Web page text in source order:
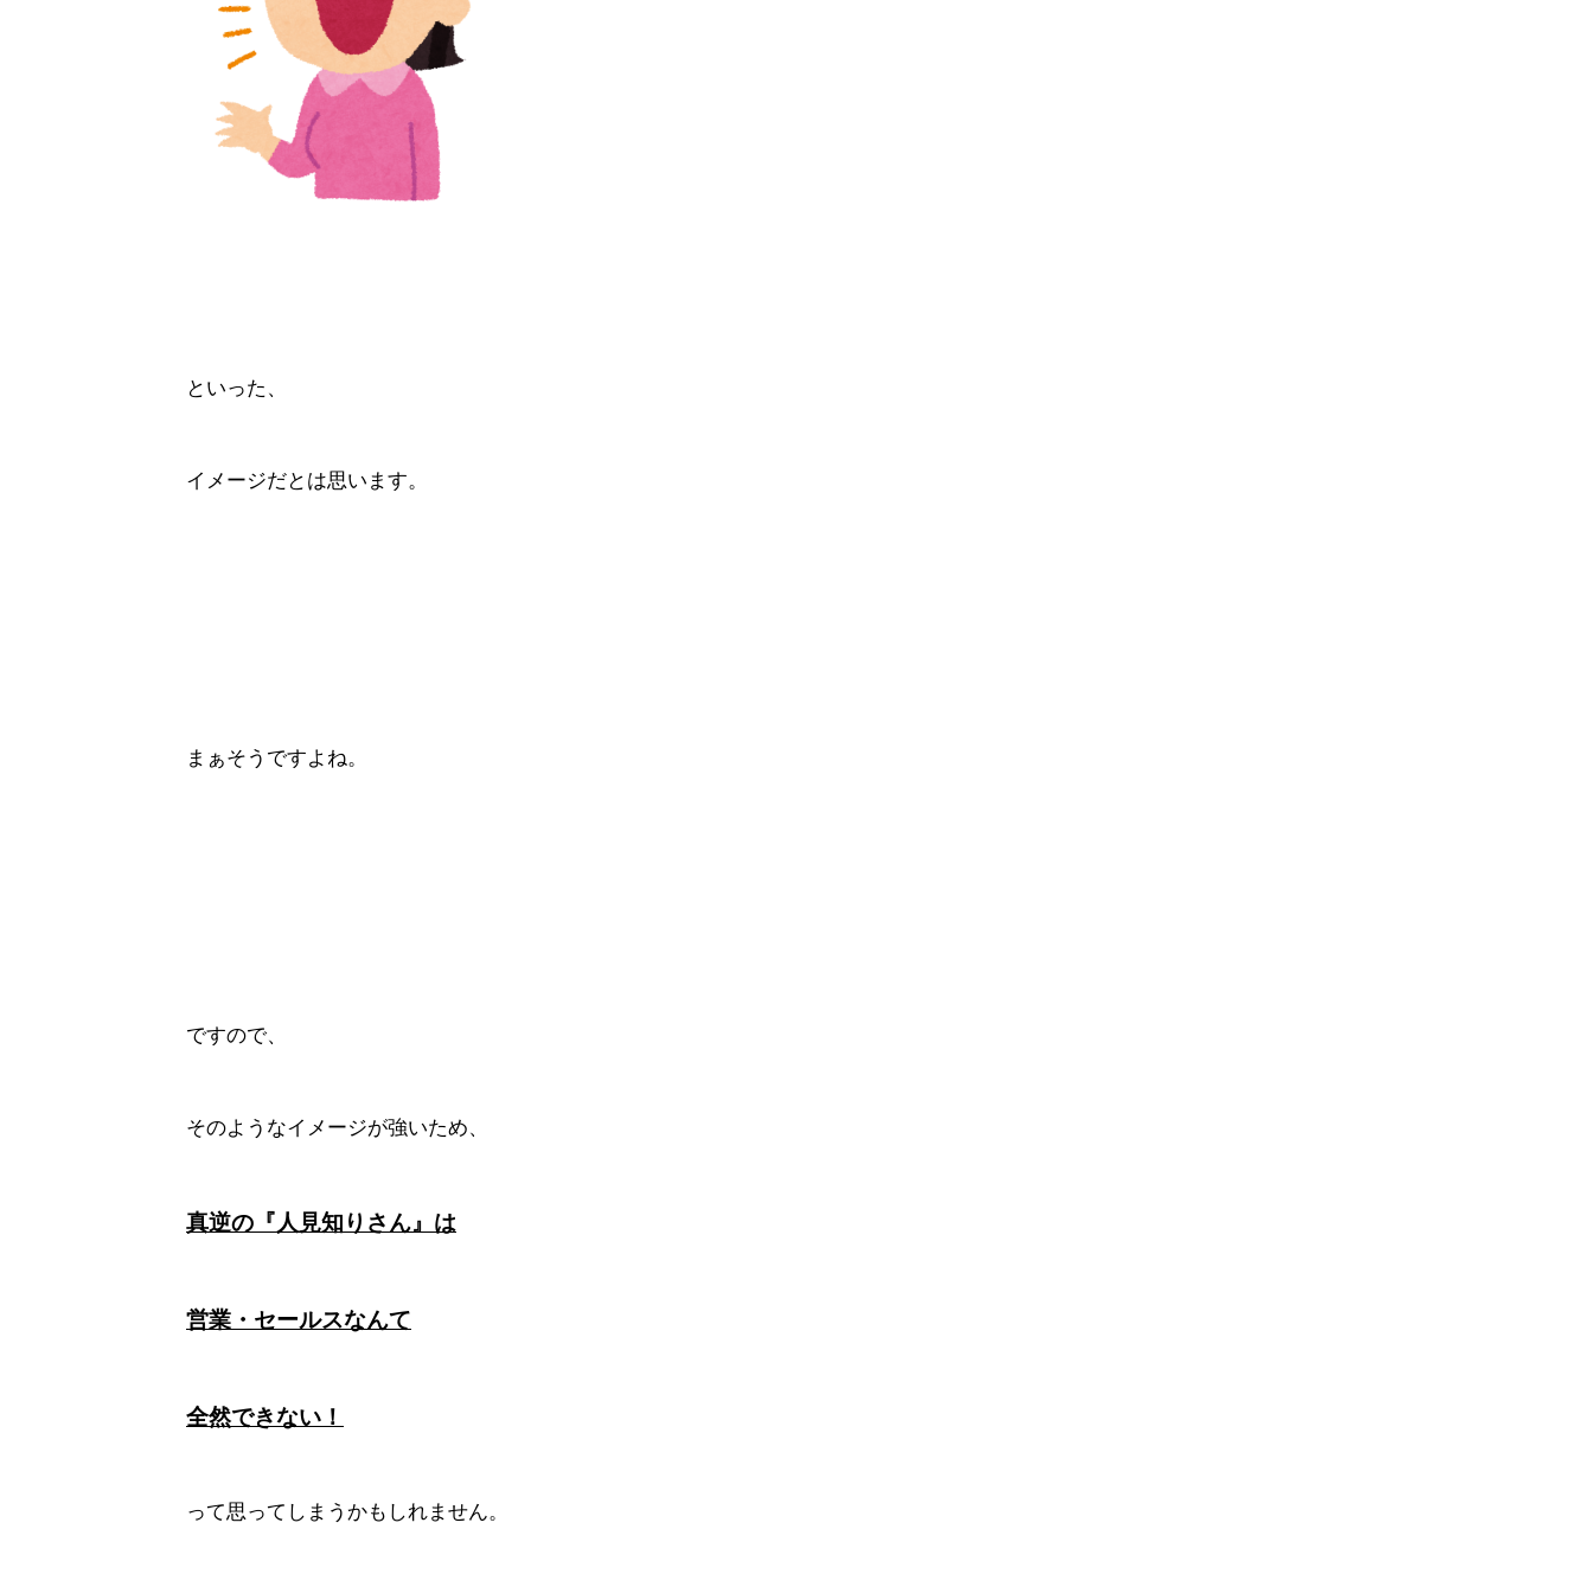
といった、
イメージだとは思います。
まぁそうですよね。
ですので、
そのようなイメージが強いため、
真逆の『人見知りさん』は
営業・セールスなんて
全然できない！
って思ってしまうかもしれません。